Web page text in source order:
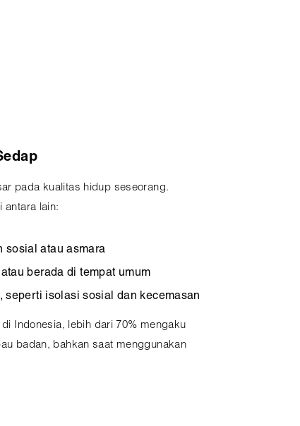
pada kualitas hidup seseorang.
antara lain:
sosial atau asmara
berada di tempat umum
seperti isolasi sosial dan kecemasan
Indonesia, lebih dari 70% mengaku
badan, bahkan saat menggunakan